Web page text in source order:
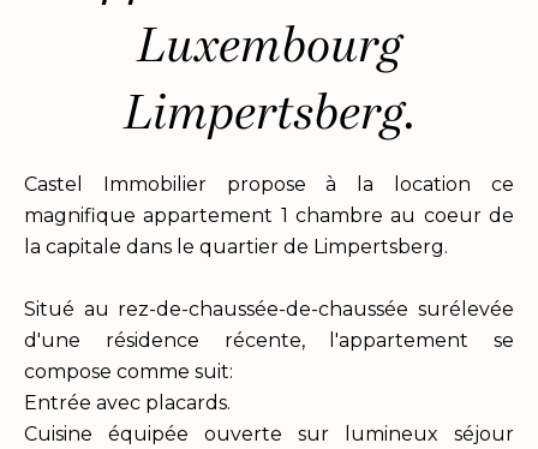
Luxembourg
Limpertsberg.
Castel Immobilier propose à la location ce
magnifique appartement 1 chambre au coeur de
la capitale dans le quartier de Limpertsberg.
Situé au rez-de-chaussée-de-chaussée surélevée
d'une résidence récente, l'appartement se
compose comme suit:
Entrée avec placards.
Cuisine équipée ouverte sur lumineux séjour